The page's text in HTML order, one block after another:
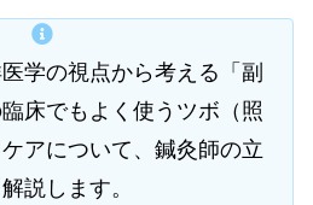
学の視点から考える「副
床でもよく使うツボ（照
アについて、鍼灸師の立
説します。